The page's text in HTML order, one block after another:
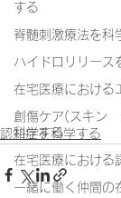
する
脊髄刺激療法を科
ハイドロリリース
在宅医療における
創傷ケア(スキン
科学する
在宅医療における
一緒に働く仲間の
認知症を科学する